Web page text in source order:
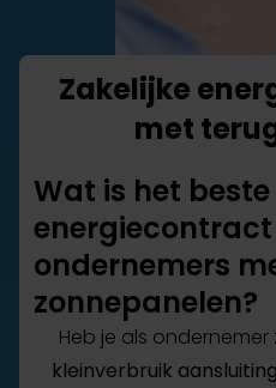
Zakelijke
met
Wat is het beste
ondernemers
zonnepanelen?
Heb je als
kleinverbruik